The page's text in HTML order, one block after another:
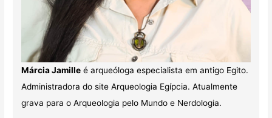
Márcia Jamilleé arqueóloga especialista em antigo Egito.
Administradora do site Arqueologia Egípcia. Atualmente
grava para o Arqueologia pelo Mundo e Nerdologia.